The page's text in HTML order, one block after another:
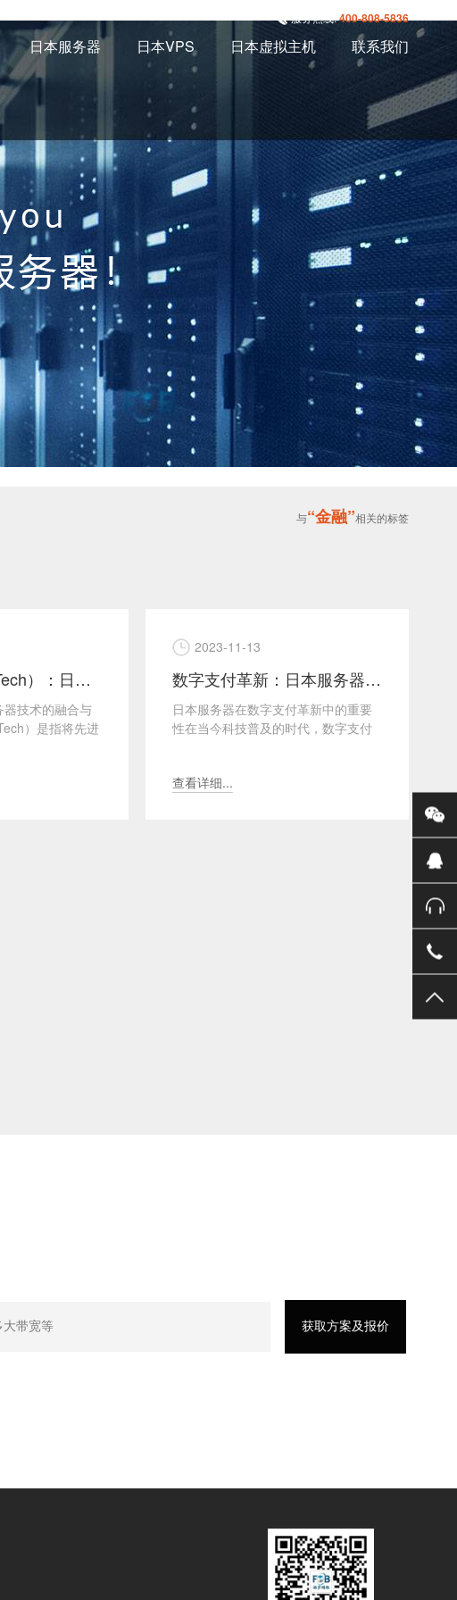
日本服务器 日本VPS 日本虚拟主机 联系我们
服务热线:400-808-5836
与“金融”相关的标签
金融科技（FinTech）：日本服务器驱动的创新
器技术的融合与
）是指将先进
2023-11-13
数字支付革新：日本服务器在金融科技中的先锋作用
日本服务器在数字支付革新中的重要
性在当今科技普及的时代，数字支付
查看详细...